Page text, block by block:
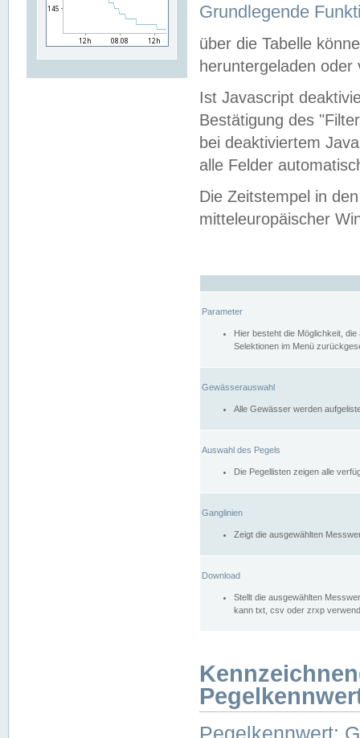
Grundlegende
über die Tabelle
heruntergeladen oder
Ist Javascript
Bestätigung des
bei deaktiviertem
alle Felder
Die Zeitstempel in
mitteleuropäischer
Parameter
Hier besteht die Möglichkeit,
Selektionen im Menü
Gewässerauswahl
Alle Gewässer werden
Auswahl des Pegels
Die Pegellisten zeigen alle
Ganglinien
Zeigt die ausgewählten
Download
Stellt die ausgewählten
kann txt, csv oder zrxp
Pegelkennwert: